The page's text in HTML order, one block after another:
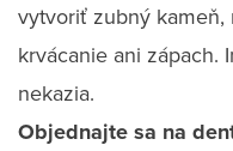
vytvoriť zubný kameň,
krvácanie ani zápach.
nekazia.
Objednajte sa na